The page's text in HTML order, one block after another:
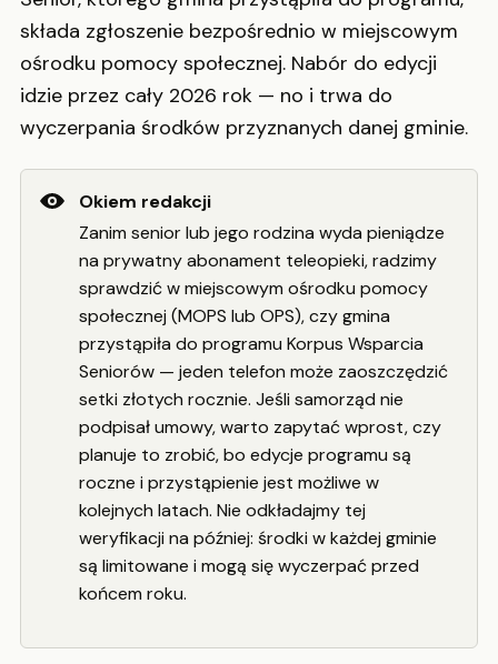
składa zgłoszenie bezpośrednio w miejscowym
ośrodku pomocy społecznej. Nabór do edycji
idzie przez cały 2026 rok — no i trwa do
wyczerpania środków przyznanych danej gminie.
Okiem redakcji
Zanim senior lub jego rodzina wyda pieniądze
na prywatny abonament teleopieki, radzimy
sprawdzić w miejscowym ośrodku pomocy
społecznej (MOPS lub OPS), czy gmina
przystąpiła do programu Korpus Wsparcia
Seniorów — jeden telefon może zaoszczędzić
setki złotych rocznie. Jeśli samorząd nie
podpisał umowy, warto zapytać wprost, czy
planuje to zrobić, bo edycje programu są
roczne i przystąpienie jest możliwe w
kolejnych latach. Nie odkładajmy tej
weryfikacji na później: środki w każdej gminie
są limitowane i mogą się wyczerpać przed
końcem roku.